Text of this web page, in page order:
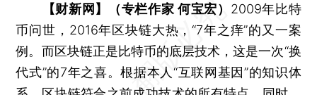
【财新网】（专栏作家 何宝宏） 2009年比特
币问世，2016年区块链大热，“7年之痒”的又一案
例。而区块链正是比特币的底层技术，这是一次“换
代式”的7年之喜。根据本人“互联网基因”的知识体